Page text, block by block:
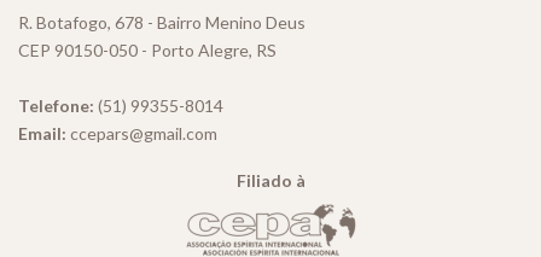
R. Botafogo, 678 - Bairro Menino Deus
CEP 90150-050 - Porto Alegre, RS
Telefone: (51) 99355-8014
Email: ccepars@gmail.com
Filiado à